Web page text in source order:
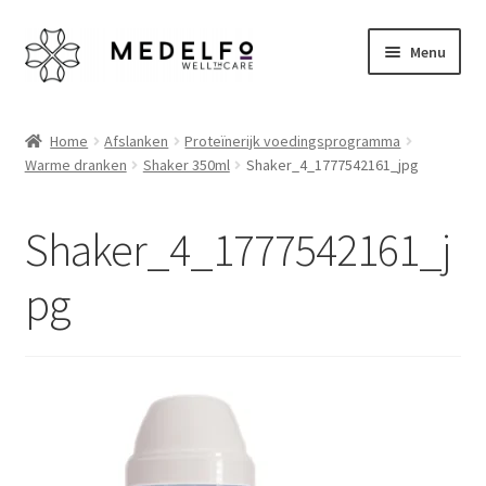
Ga
door
Ga
naar
Menu
Afrekenen
Home Afslanken
Proteïnerijk voedingsprogramma
Warme dranken
Shaker 350ml Shaker_4_1777542161_jpg
Shaker_4_1777542161_j
pg